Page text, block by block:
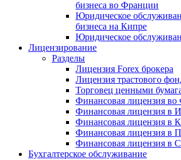
бизнеса во Франции
Юридическое
бизнеса на Кипре
Юридическое
Лицензирование
Разделы
Лицензия Forex брокера
Лицензия трастового
Торговец ценными
Финансовая лицензия
Финансовая лицензия в
Финансовая лицензия в
Финансовая лицензия в
Финансовая лицензия в
Бухгалтерское обслуживание